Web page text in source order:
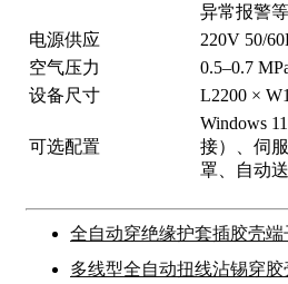
异常报警等
电源供应
220V 50/
空气压力
0.5–0.7
设备尺寸
L2200 ×
可选配置
Windows
接）、伺
罩、自动
全自动穿绝缘护套插胶壳端
多线型全自动扭线沾锡穿